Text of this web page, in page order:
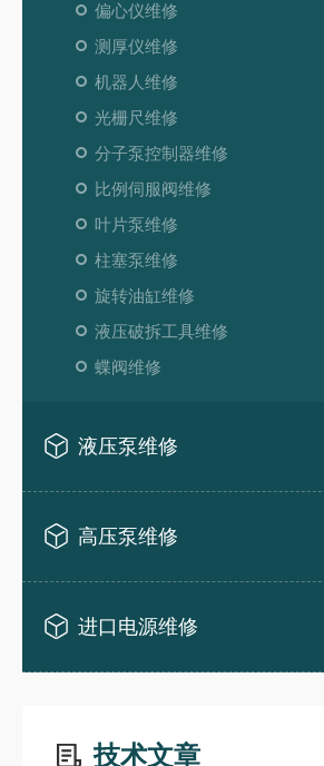
偏心仪维修
测厚仪维修
机器人维修
光栅尺维修
分子泵控制器维修
比例伺服阀维修
叶片泵维修
柱塞泵维修
旋转油缸维修
液压破拆工具维修
蝶阀维修
液压泵维修
高压泵维修
进口电源维修
技术文章